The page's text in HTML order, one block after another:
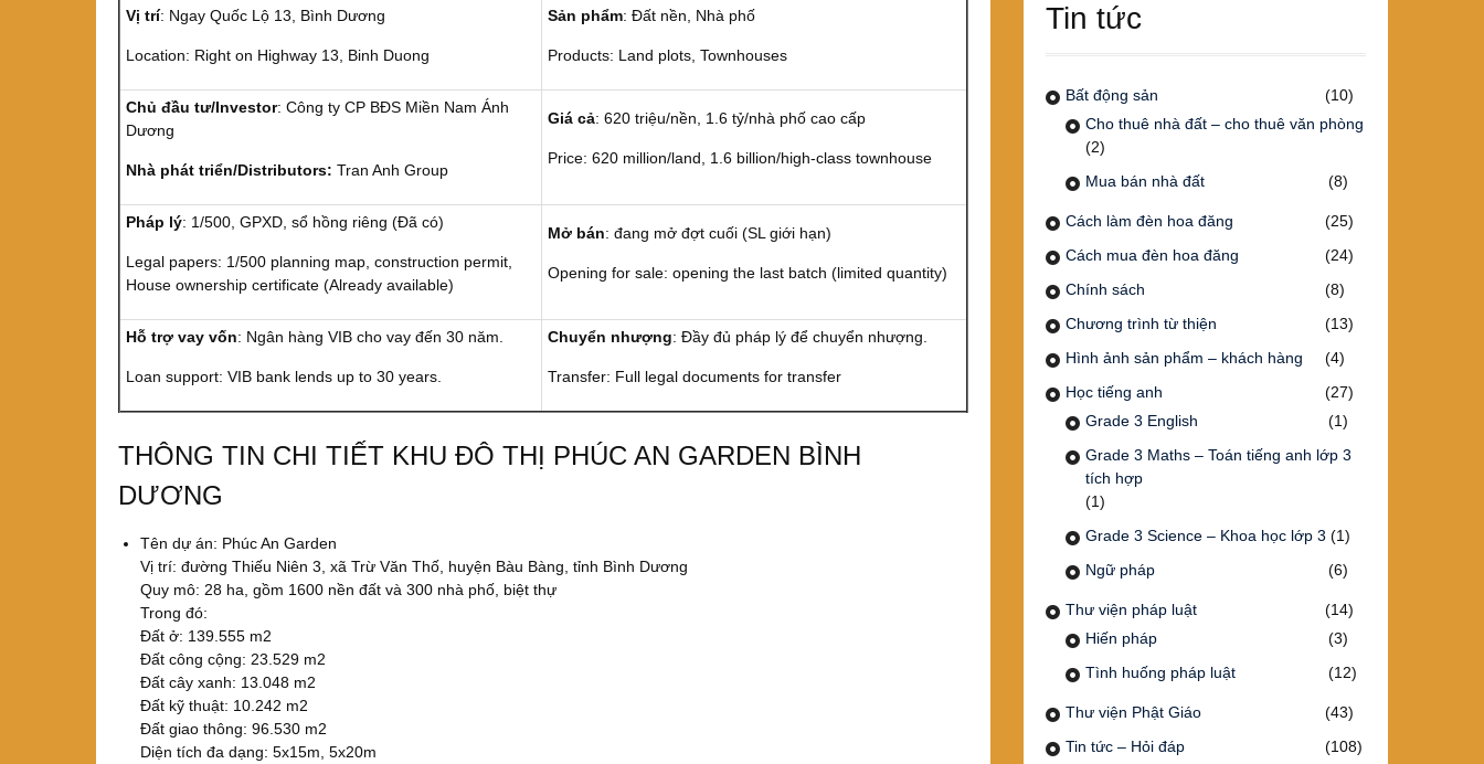
Vị trí: Ngay Quốc Lộ 13, Bình Dương
Location: Right on Highway 13, Binh Duong
Sản phẩm: Đất nền, Nhà phố
Products: Land plots, Townhouses
Chủ đầu tư/Investor: Công ty CP BĐS Miền Nam Ánh
Dương
Nhà phát triển/Distributors: Tran Anh Group
Giá cả: 620 triệu/nền, 1.6 tỷ/nhà phố cao cấp
Price: 620 million/land, 1.6 billion/high-class townhouse
Pháp lý: 1/500, GPXD, sổ hồng riêng (Đã có)
Legal papers: 1/500 planning map, construction permit,
House ownership certificate (Already available)
Mở bán: đang mở đợt cuối (SL giới hạn)
Opening for sale: opening the last batch (limited quantity)
Hỗ trợ vay vốn: Ngân hàng VIB cho vay đến 30 năm.
Loan support: VIB bank lends up to 30 years.
Chuyển nhượng: Đầy đủ pháp lý để chuyển nhượng.
Transfer: Full legal documents for transfer
THÔNG TIN CHI TIẾT KHU ĐÔ THỊ PHÚC AN GARDEN BÌNH
DƯƠNG
Tên dự án: Phúc An Garden
Vị trí: đường Thiếu Niên 3, xã Trừ Văn Thố, huyện Bàu Bàng, tỉnh Bình Dương
Quy mô: 28 ha, gồm 1600 nền đất và 300 nhà phố, biệt thự
Trong đó:
Đất ở: 139.555 m2
Đất công cộng: 23.529 m2
Đất cây xanh: 13.048 m2
Đất kỹ thuật: 10.242 m2
Đất giao thông: 96.530 m2
Diện tích đa dạng: 5x15m, 5x20m
Tin tức
Bất động sản
(10)
Cho thuê nhà đất – cho thuê văn phòng
(2)
Mua bán nhà đất
(8)
Cách làm đèn hoa đăng
(25)
Cách mua đèn hoa đăng
(24)
Chính sách
(8)
Chương trình từ thiện
(13)
Hình ảnh sản phẩm – khách hàng
(4)
Học tiếng anh
(27)
Grade 3 English
(1)
Grade 3 Maths – Toán tiếng anh lớp 3
tích hợp
(1)
Grade 3 Science – Khoa học lớp 3 (1)
Ngữ pháp
(6)
Thư viện pháp luật
(14)
Hiến pháp
(3)
Tình huống pháp luật
(12)
Thư viện Phật Giáo
(43)
Tin tức – Hỏi đáp
(108)